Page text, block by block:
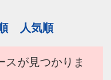
人気順
スが見つかりま